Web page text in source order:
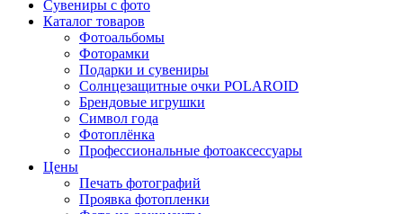
Сувениры с фото
Каталог товаров
Фотоальбомы
Фоторамки
Подарки и сувениры
Солнцезащитные очки POLAROID
Брендовые игрушки
Символ года
Фотоплёнка
Профессиональные фотоаксессуары
Цены
Печать фотографий
Проявка фотопленки